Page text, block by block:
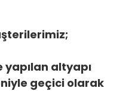
altyapı
geçici olarak